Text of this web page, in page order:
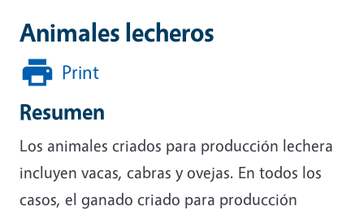
Animales lecheros
Print
Resumen
Los animales criados para producción lechera
incluyen vacas, cabras y ovejas. En todos los
casos, el ganado criado para producción